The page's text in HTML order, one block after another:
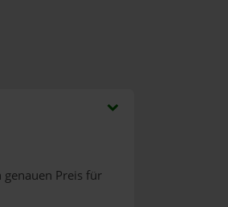
Preis für